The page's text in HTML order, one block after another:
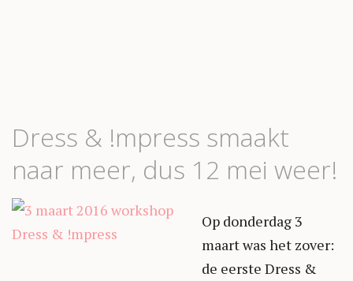
Dress & !mpress smaakt
naar meer, dus 12 mei weer!
Op donderdag 3
maart was het zover:
de eerste Dress &